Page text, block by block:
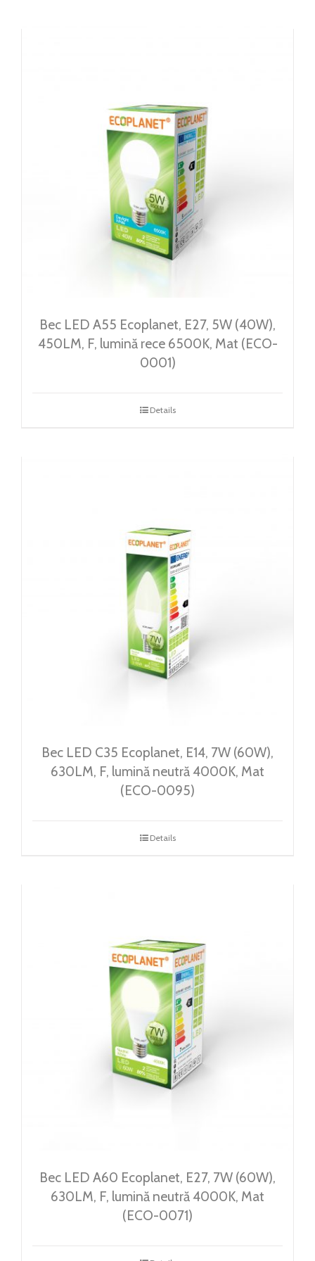
Bec LED A55 Ecoplanet, E27, 5W (40W),
450LM, F, lumină rece 6500K, Mat (ECO-
0001)
Details
Bec LED C35 Ecoplanet, E14, 7W (60W),
630LM, F, lumină neutră 4000K, Mat
(ECO-0095)
Details
Bec LED A60 Ecoplanet, E27, 7W (60W),
630LM, F, lumină neutră 4000K, Mat
(ECO-0071)